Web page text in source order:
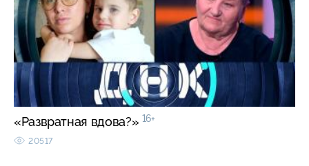
«Развратная вдова?» 16+
20517